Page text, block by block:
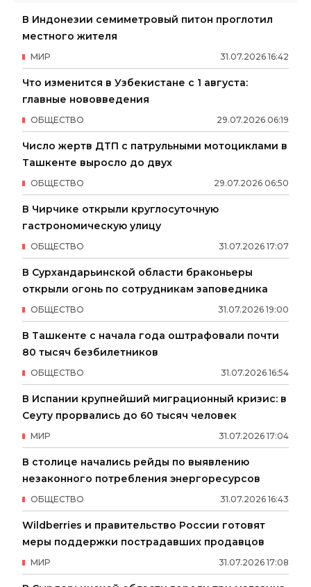
В Индонезии семиметровый питон проглотил
местного жителя
31.07.2026 16:42
МИР
Что изменится в Узбекистане с 1 августа:
главные нововведения
29.07.2026 06:19
ОБЩЕСТВО
Число жертв ДТП с патрульными мотоциклами в
Ташкенте выросло до двух
29.07.2026 06:50
ОБЩЕСТВО
В Чирчике открыли круглосуточную
гастрономическую улицу
31.07.2026 17:07
ОБЩЕСТВО
В Сурхандарьинской области браконьеры
открыли огонь по сотрудникам заповедника
31.07.2026 19:00
ОБЩЕСТВО
В Ташкенте с начала года оштрафовали почти
80 тысяч безбилетников
31.07.2026 16:54
ОБЩЕСТВО
В Испании крупнейший миграционный кризис: в
Сеуту прорвались до 60 тысяч человек
31.07.2026 17:04
МИР
В столице начались рейды по выявлению
незаконного потребления энергоресурсов
31.07.2026 16:43
ОБЩЕСТВО
Wildberries и правительство России готовят
меры поддержки пострадавших продавцов
31.07.2026 17:08
МИР